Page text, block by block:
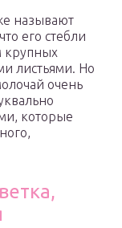
называют
его стебли
крупных
листьями. Но
очень
которые